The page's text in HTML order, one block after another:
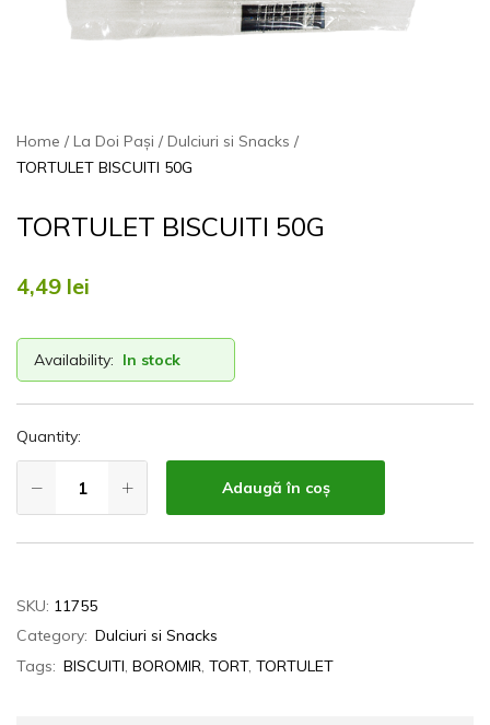
Home La Doi Pași
Dulciuri si Snacks
TORTULET BISCUITI 50G
TORTULET BISCUITI 50G
4,49 lei
Availability: In stock
Quantity:
Adaugă în coș
SKU: 11755
Category: Dulciuri si Snacks
Tags: BISCUITI, BOROMIR, TORT, TORTULET